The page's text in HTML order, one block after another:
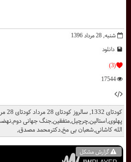
گزارش مشکل
پهلوی,استالین,چرچیل,متفقین,جنگ جهانی
الله کاشانی,شعبان بی مخ,دکترمحمد مصدق,
شنبه, 28 مرداد 1396
دانلود
(3)
17544